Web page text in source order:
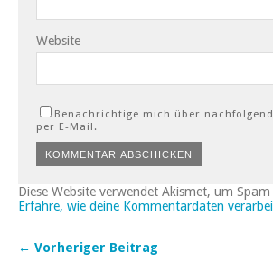
Website
Benachrichtige mich über
per E-Mail.
Diese Website verwendet Akismet, um
Erfahre, wie deine Kommentardaten
← Vorheriger Beitrag